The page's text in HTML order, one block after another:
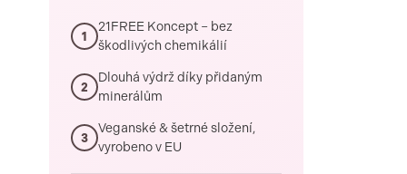
1
21FREE Koncept – bez
škodlivých chemikálií
2
Dlouhá výdrž díky přidaným
minerálům
3
Veganské & šetrné složení,
vyrobeno v EU